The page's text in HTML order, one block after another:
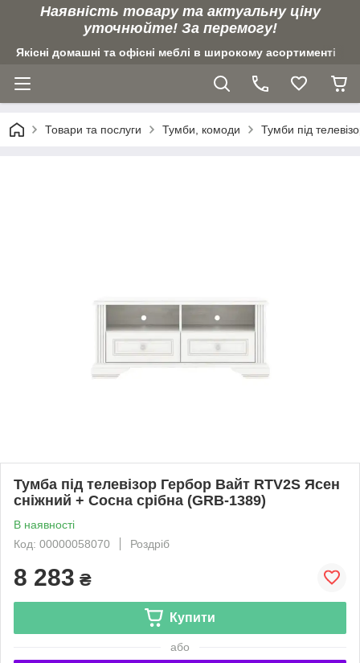
Наявність товару та актуальну ціну
уточнюйте! За перемогу!
Якісні домашні та офісні меблі в широкому асортименті
Товари та послуги Тумби, комоди Тумби під
Тумба під телевізор Гербор Вайт RTV2S Ясен
сніжний + Сосна срібна (GRB-1389)
В наявності
Код: 00000058070
Роздріб
8 283 ₴
Купити
або